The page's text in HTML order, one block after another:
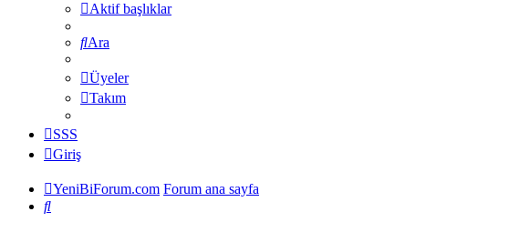
Aktif başlıklar
Ara
Üyeler
Takım
SSS
Giriş
YeniBiForum.com Forum ana sayfa
Ara